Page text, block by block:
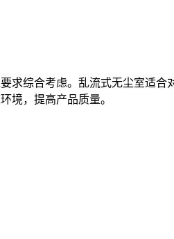
综合考虑。乱流式无尘室适
境，提高产品质量。